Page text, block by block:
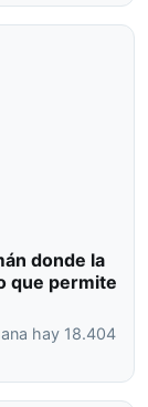
donde la
que permite
hay 18.404